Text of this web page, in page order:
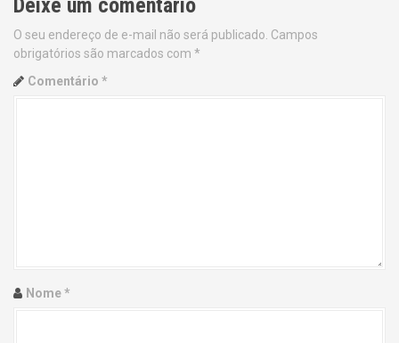
t
n
a
i
Deixe um comentário
O seu endereço de e-mail não será publicado. Campos
obrigatórios são marcados com *
Comentário *
Nome*